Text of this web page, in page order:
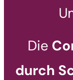
Die
durch